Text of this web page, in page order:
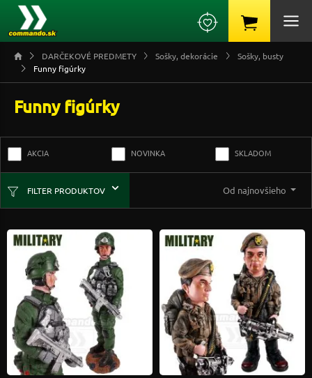
DARČEKOVÉ PREDMETY Sošky, dekorácie
Sošky, busty
Funny figúrky
Funny figúrky
AKCIA NOVINKA SKLADOM
FILTER PRODUKTOV Od najnovšieho